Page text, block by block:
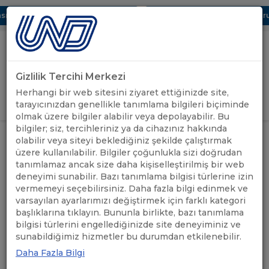
Dijital UBAK Bölümü Hakkında UND, Yunanistan Vize
Uluslararası Nakliyeciler Derneği
GİRİŞ YAP
ANASAYFA /
ÖNEMLİ
DUYURULAR
/
İLAVE KAZAKİSTAN GEÇİŞ
BELGELERİ HAKKINDA
BİLGİLENDİRME
İLAVE KAZAKİSTAN GEÇİŞ
BELGELERİ HAKKINDA
BİLGİLENDİRME
Gizlilik Tercihi Merkezi
Herhangi bir web sitesini ziyaret ettiğinizde site,
tarayıcınızdan genellikle tanımlama bilgileri biçiminde
olmak üzere bilgiler alabilir veya depolayabilir. Bu
bilgiler; siz, tercihleriniz ya da cihazınız hakkında
olabilir veya siteyi beklediğiniz şekilde çalıştırmak
üzere kullanılabilir. Bilgiler çoğunlukla sizi doğrudan
tanımlamaz ancak size daha kişiselleştirilmiş bir web
deneyimi sunabilir. Bazı tanımlama bilgisi türlerine izin
vermemeyi seçebilirsiniz. Daha fazla bilgi edinmek ve
varsayılan ayarlarımızı değiştirmek için farklı kategori
başlıklarına tıklayın. Bununla birlikte, bazı tanımlama
bilgisi türlerini engellediğinizde site deneyiminiz ve
sunabildiğimiz hizmetler bu durumdan etkilenebilir.
Daha Fazla Bilgi